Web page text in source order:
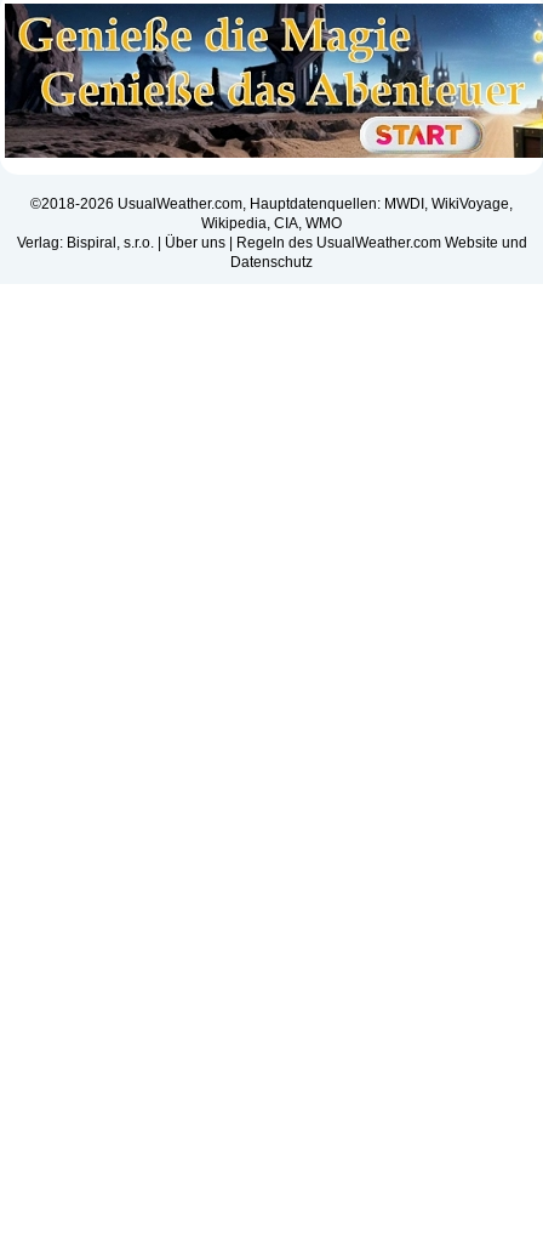
©2018-2026 UsualWeather.com, Hauptdatenquellen: MWDI, WikiVoyage,
Wikipedia, CIA, WMO
Verlag: Bispiral, s.r.o. | Über uns| Regeln des UsualWeather.com Website und
Datenschutz